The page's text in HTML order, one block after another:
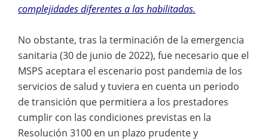
complejidades diferentes a las habilitadas.
No obstante, tras la terminación de la emergencia
sanitaria (30 de junio de 2022), fue necesario que el
MSPS aceptara el escenario post pandemia de los
servicios de salud y tuviera en cuenta un periodo
de transición que permitiera a los prestadores
cumplir con las condiciones previstas en la
Resolución 3100 en un plazo prudente y